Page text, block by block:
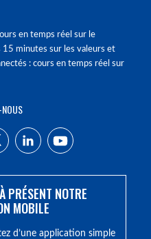
en temps réel sur le
minutes sur les valeurs et
: cours en temps réel sur
PRÉSENT NOTRE
MOBILE
d’une application simple